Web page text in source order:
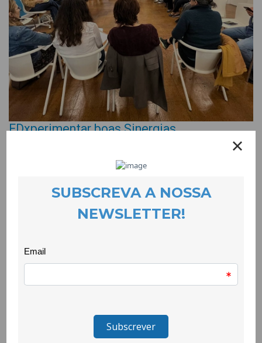
EDxperimentar boas Sinergias
EDUCAÇÃO, DEMOCRACIA, CIDADANIA
foi o mote que juntou
na CooLabora, no dia 7 de Maio, docentes, organizações da
sociedade civil e pessoas que trabalham as questões da
comprometida com a transformação social.
EDxperimentar que a CooLabora integra, a Comunidade
de Guimarães a Faro, o que contribuiu para uma riquíssima
partilha de experiências.